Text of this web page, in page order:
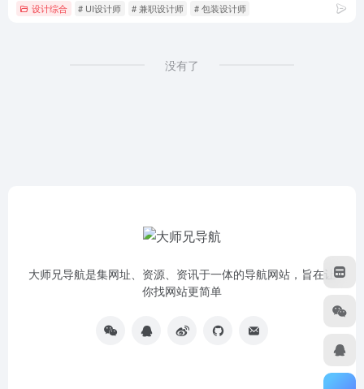
设计综合 # UI设计师 # 兼职设计师 # 包装设计师
没有了
大师兄导航是集网址、资源、资讯于一体的导航网站，旨在让
你找网站更简单